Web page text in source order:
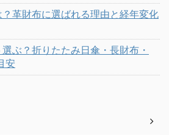
革財布に選ばれる理由と経年変化
ぶ？折りたたみ日傘・長財布・
安